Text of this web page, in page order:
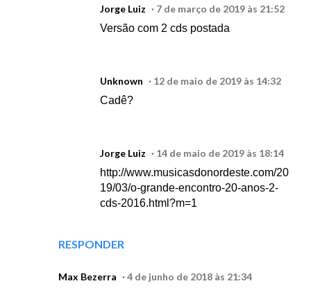
RESPONDER
Jorge Luiz
7 de março de 2019 às 21:52
Versão com 2 cds postada
Unknown
12 de maio de 2019 às 14:32
Cadê?
Jorge Luiz
14 de maio de 2019 às 18:14
http://www.musicasdonordeste.com/20
19/03/o-grande-encontro-20-anos-2-
cds-2016.html?m=1
Max Bezerra
4 de junho de 2018 às 21:34